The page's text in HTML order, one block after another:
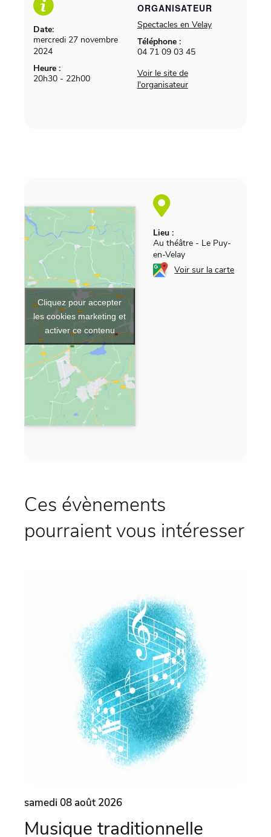
Date:
mercredi 27 novembre
2024
Heure :
20h30 - 22h00
ORGANISATEUR
Spectacles en Velay
Téléphone :
04 71 09 03 45
Voir le site de
l'organisateur
Lieu :
Au théâtre - Le Puy-
en-Velay
Voir sur la carte
Cliquez pour accepter
les cookies marketing et
activer ce contenu
Ces évènements
pourraient vous intéresser
samedi 08 août 2026
Musique traditionnelle